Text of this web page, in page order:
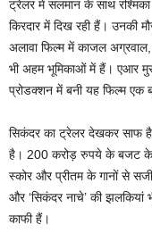
ट्रेलर में सलमान के साथ
किरदार में दिख रही हैं। उनकी
अलावा फिल्म में काजल
भी अहम भूमिकाओं में हैं। एआर
प्रोडक्शन में बनी यह फिल्म एक
सिकंदर का ट्रेलर देखकर साफ
है। 200 करोड़ रुपये के बजट के
स्कोर और प्रीतम के गानों से
और ‘सिकंदर नाचे’ की झलकियां
काफी हैं।